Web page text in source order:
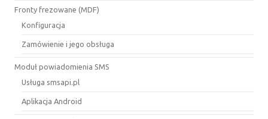
Fronty frezowane (MDF)
Konfiguracja
Zamówienie i jego obsługa
Moduł powiadomienia SMS
Usługa smsapi.pl
Aplikacja Android